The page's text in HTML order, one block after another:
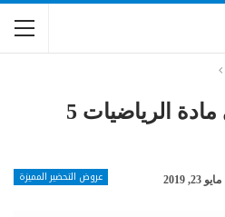
تحضير فواز الحربي مادة الرياضيات 5
عروض التحضير المميزة مايو 23, 2019